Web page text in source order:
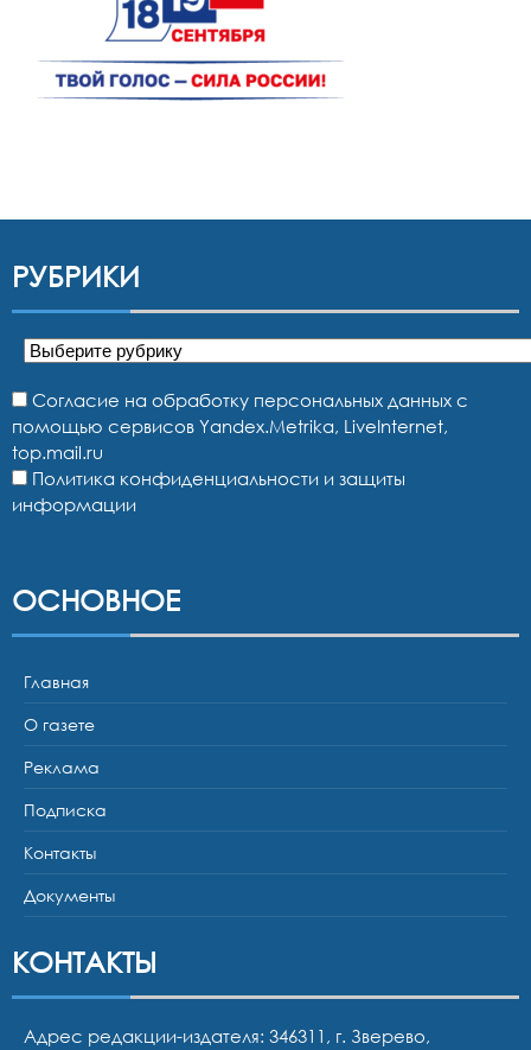
РУБРИКИ
Рубрики
Согласие на обработку персональных данных с
помощью сервисов Yandex.Metrika, LiveInternet,
top.mail.ru
Политика конфиденциальности и защиты
информации
ОСНОВНОЕ
Главная
О газете
Реклама
Подписка
Контакты
Документы
КОНТАКТЫ
Адрес редакции-издателя: 346311, г. Зверево,